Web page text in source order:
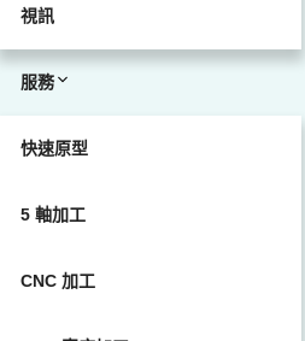
視訊
服務
快速原型
5 軸加工
CNC 加工